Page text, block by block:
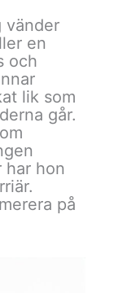
vänder
en
och
lik som
går.
har hon
på